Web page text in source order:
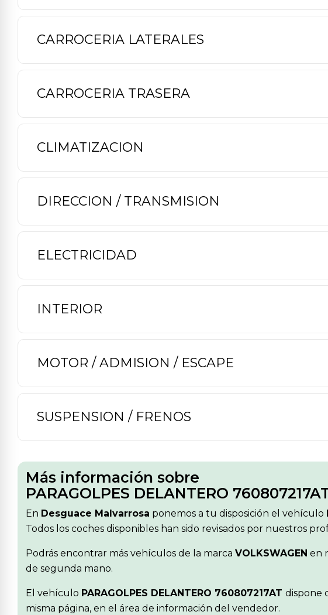
CARROCERIA LATERALES
CARROCERIA TRASERA
CLIMATIZACION
DIRECCION / TRANSMISION
ELECTRICIDAD
INTERIOR
MOTOR / ADMISION / ESCAPE
SUSPENSION / FRENOS
Más información sobre
PARAGOLPES DELANTERO
En Desguace Malvarrosa ponemos a tu disposición el vehículo
Todos los coches disponibles han sido revisados por nuestros
Podrás encontrar más vehículos de la marca VOLKSWAGEN en
de segunda mano.
El vehículo PARAGOLPES DELANTERO 760807217AT dispone
misma página, en el área de información del vendedor.